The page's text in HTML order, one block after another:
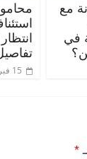
مع
في
15 فبراير، 2020
*